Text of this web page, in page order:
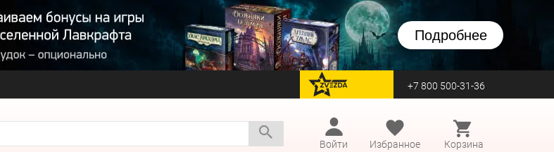
Подробнее
перейти на Zvezda +7 800 500-31-36
Войти
Избранное Корзина